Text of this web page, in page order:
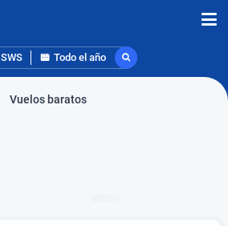
SWS Todo el año
Vuelos baratos